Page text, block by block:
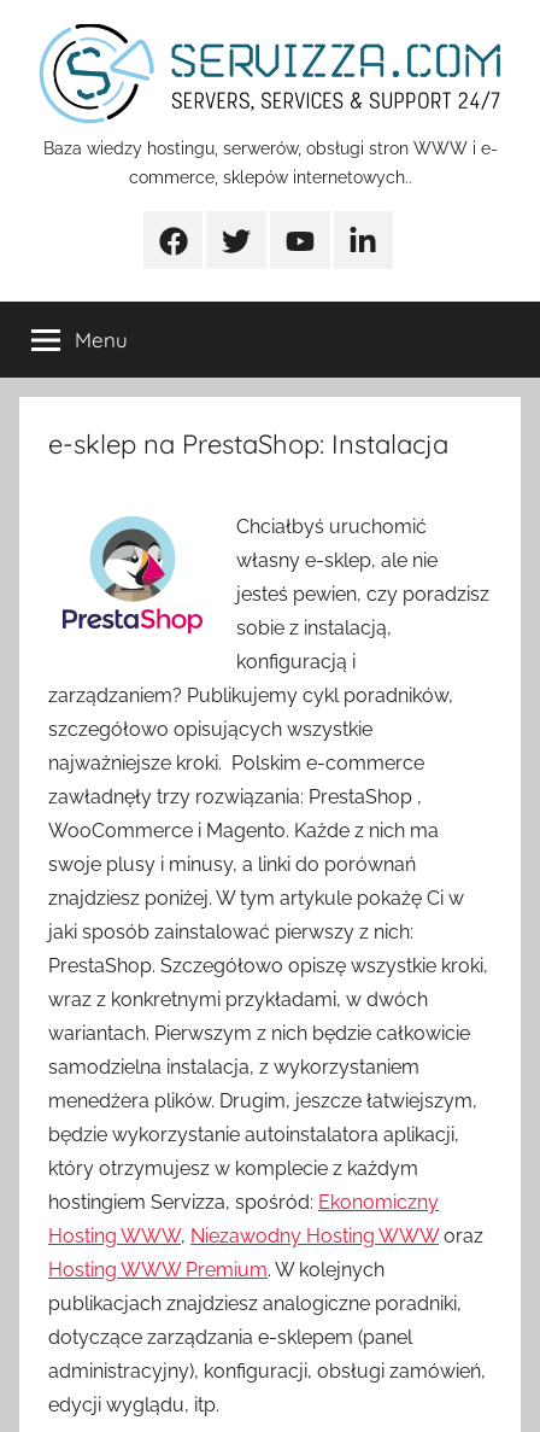
treści
Servizza
Pomoc
Baza wiedzy hostingu, serwerów, obsługi stron WWW i e-
commerce, sklepów internetowych..
FacebookTwitter YoutubeLinkedin
Menu
e-sklep na PrestaShop: Instalacja
Chciałbyś uruchomić
własny e-sklep, ale nie
jesteś pewien, czy poradzisz
sobie z instalacją,
konfiguracją i
zarządzaniem? Publikujemy cykl poradników,
szczegółowo opisujących wszystkie
najważniejsze kroki. Polskim e-commerce
zawładnęły trzy rozwiązania: PrestaShop ,
WooCommerce i Magento. Każde z nich ma
swoje plusy i minusy, a linki do porównań
znajdziesz poniżej. W tym artykule pokażę Ci w
jaki sposób zainstalować pierwszy z nich:
PrestaShop. Szczegółowo opiszę wszystkie kroki,
wraz z konkretnymi przykładami, w dwóch
wariantach. Pierwszym z nich będzie całkowicie
samodzielna instalacja, z wykorzystaniem
menedżera plików. Drugim, jeszcze łatwiejszym,
będzie wykorzystanie autoinstalatora aplikacji,
który otrzymujesz w komplecie z każdym
hostingiem Servizza, spośród: Ekonomiczny
Hosting WWW, Niezawodny Hosting WWWoraz
Hosting WWW Premium. W kolejnych
publikacjach znajdziesz analogiczne poradniki,
dotyczące zarządzania e-sklepem (panel
administracyjny), konfiguracji, obsługi zamówień,
edycji wyglądu, itp.